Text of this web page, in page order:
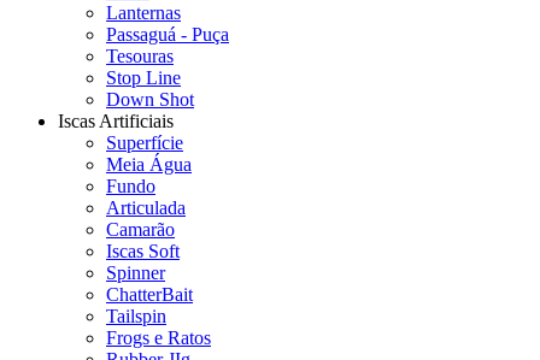
Lanternas
Passaguá - Puça
Tesouras
Stop Line
Down Shot
Iscas Artificiais
Superfície
Meia Água
Fundo
Articulada
Camarão
Iscas Soft
Spinner
ChatterBait
Tailspin
Frogs e Ratos